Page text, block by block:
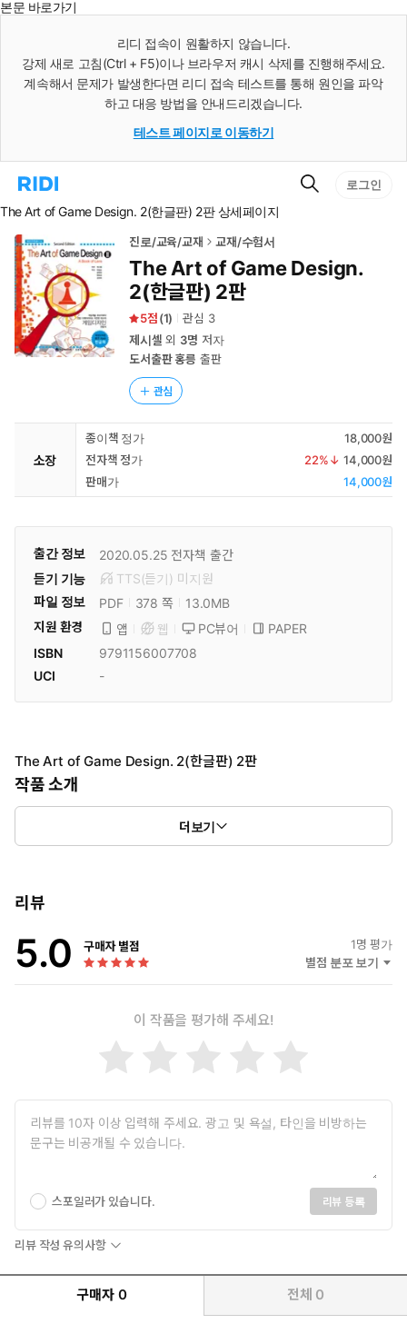
본문 바로가기
리디 접속이 원활하지 않습니다.
강제 새로 고침(Ctrl + F5)이나 브라우저 캐시 삭제를 진행해주세요.
계속해서 문제가 발생한다면 리디 접속 테스트를 통해 원인을 파악
하고 대응 방법을 안내드리겠습니다.
테스트 페이지로 이동하기
리
홈
로
이
동
검
로그인
The Art of Game Design. 2(한글판) 2판 상세페이지
진로/교육/교재 교재/수험서
The Art of Game Design.
2(한글판) 2판
5 (1) 관심 3
제시셀 외 3명 저자
도서출판 홍릉 출판
관심
소장
종이책 정가
18,000원
전자책 정가
22%↓ 14,000원
판매가
14,000원
출간 정보 2020.05.25 전자책 출간
듣기 기능
TTS(듣기) 미 지원
파일 정보
PDF 378 쪽
13.0MB
지원 환경
앱 웹 PC뷰어
PAPER
ISBN
9791156007708
UCI
-
The Art of Game Design. 2(한글판) 2판
작품 소개
[The Art of Game Design] 제2권은 게임개발 초보자부터 전문 디
렉터를 위한 게임디자인 전문서이다.
더보기
리뷰
5.0 구매자 별점 1명 평가
별점 분포 보기
이 작품을 평가해 주세요!
스포일러가 있습니다. 리뷰 등록
리뷰 작성 유의사항
구매자 0 전체 0